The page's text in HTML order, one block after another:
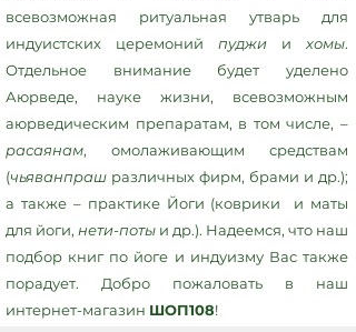
всевозможная ритуальная утварь для
индуистских церемоний пуджи и хомы.
Отдельное внимание будет уделено
Аюрведе, науке жизни, всевозможным
аюрведическим препаратам, в том числе, –
расаянам, омолаживающим средствам
(чьяванпраш различных фирм, брами и др.);
а также – практике Йоги (коврики и маты
для йоги, нети-поты и др.). Надеемся, что наш
подбор книг по йоге и индуизму Вас также
порадует. Добро пожаловать в наш
интернет-магазин ШОП108!